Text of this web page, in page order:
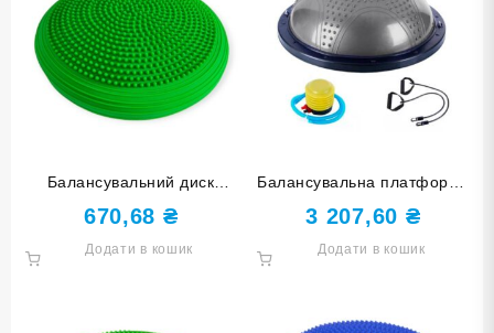
Балансувальний диск
зелений YJ-O-M-green
670,68 ₴
Додати в кошик
Балансувальна платформа
60 см кульки сіра YJ06-M-
СЕ
3 207,60 ₴
Додати в кошик